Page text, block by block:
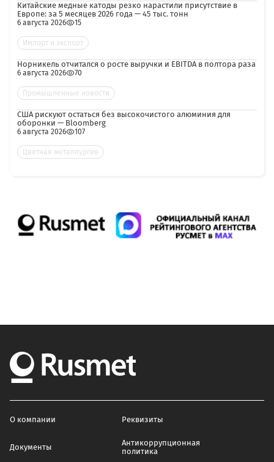
Китайские медные катоды резко нарастили присутствие в
Европе: за 5 месяцев 2026 года — 45 тыс. тонн
6 августа 2026 15
Импорт и экспорт
Норникель отчитался о росте выручки и EBITDA в полтора раза
6 августа 2026 70
Промышленные новости
США рискуют остаться без высокочистого алюминия для
оборонки — Bloomberg
6 августа 2026 107
Цветная металлургия
О компании Реквизиты
Документы
Антикоррупционная
политика